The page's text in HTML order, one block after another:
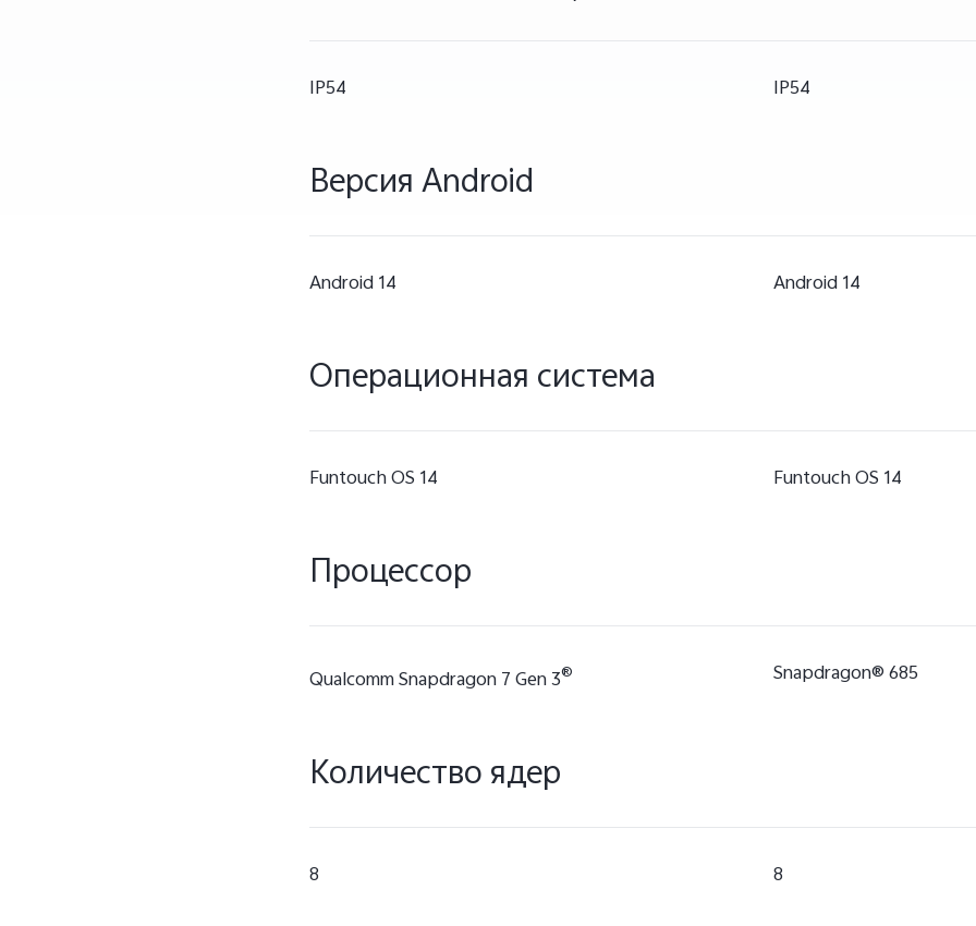
IP54 IP54
Версия Android
Android 14 Android 14
Операционная система
Funtouch OS 14 Funtouch OS 14
Процессор
Qualcomm Snapdragon 7 Gen 3® Snapdragon® 685
Количество ядер
8 8